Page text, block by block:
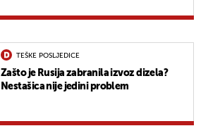
TEŠKE POSLJEDICE
Zašto je Rusija zabranila izvoz dizela?
Nestašica nije jedini problem